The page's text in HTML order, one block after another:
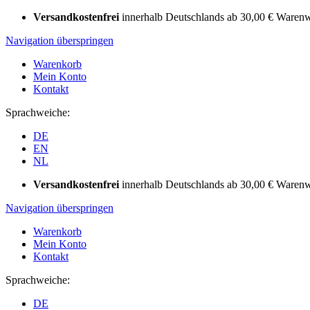
Versandkostenfrei innerhalb Deutschlands ab 30,00 €
Navigation überspringen
Warenkorb
Mein Konto
Kontakt
Sprachweiche:
DE
EN
NL
Versandkostenfrei innerhalb Deutschlands ab 30,00 €
Navigation überspringen
Warenkorb
Mein Konto
Kontakt
Sprachweiche:
DE